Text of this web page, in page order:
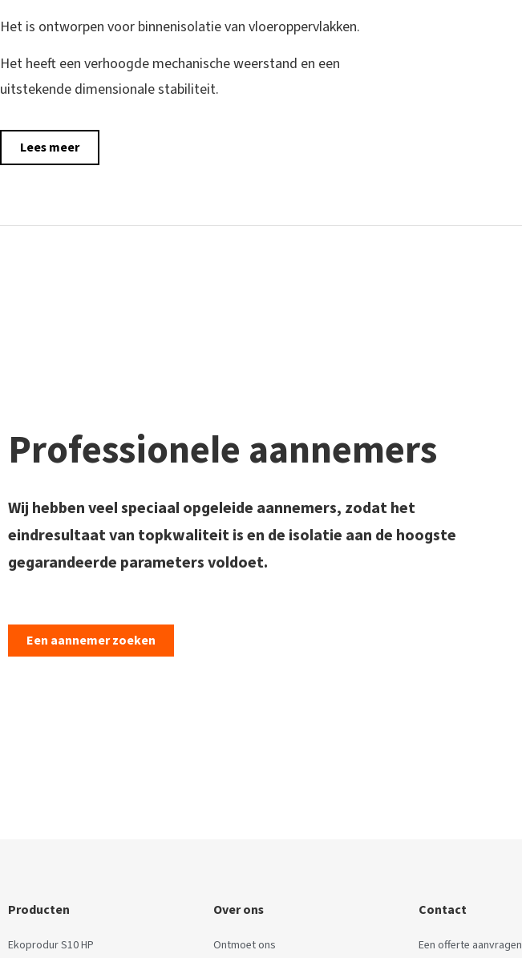
Het is ontworpen voor binnenisolatie van vloeroppervlakken.
Het heeft een verhoogde mechanische weerstand en een
uitstekende dimensionale stabiliteit.
Lees meer
Professionele aannemers
Wij hebben veel speciaal opgeleide aannemers, zodat het
eindresultaat van topkwaliteit is en de isolatie aan de hoogste
gegarandeerde parameters voldoet.
Een aannemer zoeken
Producten
Ekoprodur S10 HP
Over ons
Ontmoet ons
Contact
Een offerte aanvragen